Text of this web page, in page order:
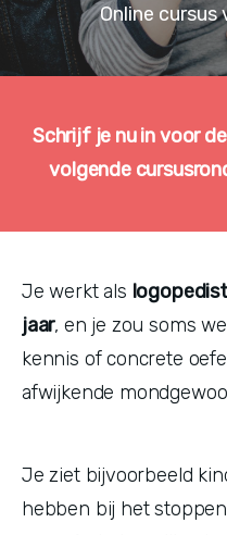
Online
Schrijf je nu in voor
volgende
Je werkt als logopedist
jaar, en je zou soms
kennis of concrete
afwijkende
Je ziet bijvoorbeeld
hebben bij het